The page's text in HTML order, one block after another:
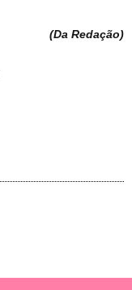
(Da Redação)